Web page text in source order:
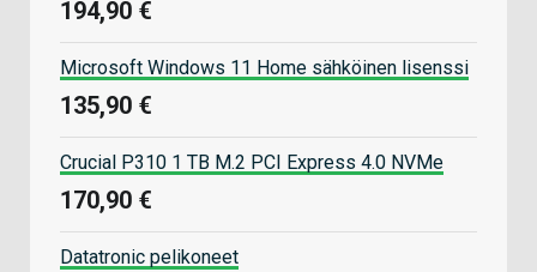
194,90 €
Microsoft Windows 11 Home sähköinen lisenssi
135,90 €
Crucial P310 1 TB M.2 PCI Express 4.0 NVMe
170,90 €
Datatronic pelikoneet